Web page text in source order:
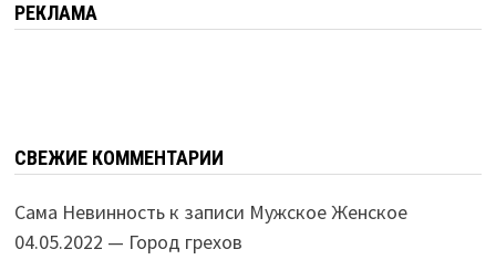
РЕКЛАМА
СВЕЖИЕ КОММЕНТАРИИ
Сама Невинностьк записи Мужское Женское
04.05.2022 — Город грехов